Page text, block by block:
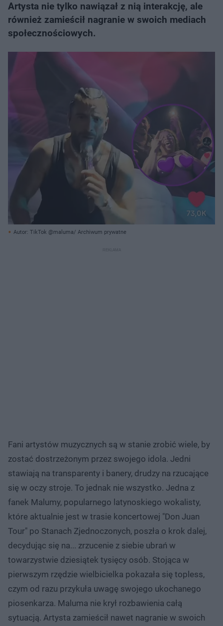
Artysta nie tylko nawiązał z nią interakcję, ale
również zamieścił nagranie w swoich mediach
społecznościowych.
Autor: TikTok @maluma/ Archiwum prywatne
Fani artystów muzycznych są w stanie zrobić wiele, by
zostać dostrzeżonym przez swojego idola. Jedni
stawiają na transparenty i banery, drudzy na rzucające
się w oczy stroje. To jednak nie wszystko. Jedna z
fanek Malumy, popularnego latynoskiego wokalisty,
które aktualnie jest w trasie koncertowej "Don Juan
Tour" po Stanach Zjednoczonych, poszła o krok dalej,
decydując się na... zrzucenie z siebie ubrań w
towarzystwie dziesiątek tysięcy osób. Stojąca w
pierwszym rzędzie wielbicielka pokazała się topless,
czym od razu przykuła uwagę swojego ukochanego
piosenkarza. Maluma nie krył rozbawienia całą
sytuacją. Artysta zamieścił nawet nagranie w swoich